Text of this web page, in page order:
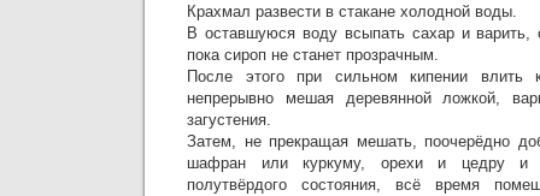
Крахмал развести в стакане холодной воды.
В оставшуюся воду всыпать сахар и варить,
пока сироп не станет прозрачным.
После этого при сильном кипении влить
непрерывно мешая деревянной ложкой,
загустения.
Затем, не прекращая мешать, поочерёдно
шафран или куркуму, орехи и цедру и
полутвёрдого состояния, всё время